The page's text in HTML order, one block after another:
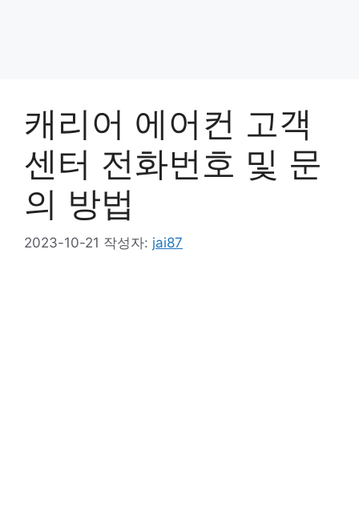
캐리어 에어컨 고객
센터 전화번호 및 문
의 방법
2023-10-21 작성자: jai87